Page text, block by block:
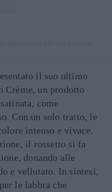
il suo ultimo
Crème, un prodotto
come
Con un solo tratto, le
intenso e vivace.
il rossetto si fa
donando alle
e vellutato. In sintesi,
le labbra che